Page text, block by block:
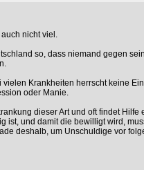
nicht viel.
so, dass niemand gegen
Krankheiten herrscht keine
oder Manie.
dieser Art und oft findet Hilfe
ist, und damit die bewilligt wird,
deshalb, um Unschuldige vor